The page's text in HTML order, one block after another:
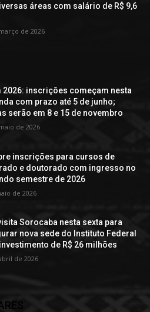
áreas com salário de R$ 9,6
de 2026
2026: inscrições começam nesta
com prazo até 5 de junho;
serão em 8 e 15 de novembro
de 2026
inscrições para cursos de
e doutorado com ingresso no
semestre de 2026
de 2026
Sorocaba nesta sexta para
nova sede do Instituto Federal
de R$ 26 milhões
de 2026